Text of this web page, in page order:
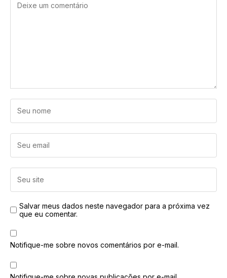
Salvar meus dados neste navegador para a próxima vez
que eu comentar.
Notifique-me sobre novos comentários por e-mail.